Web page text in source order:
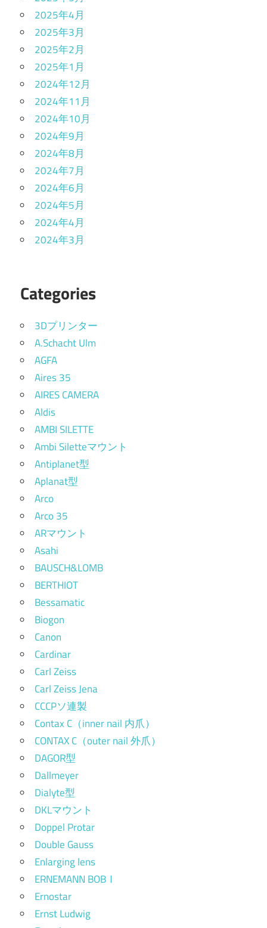
2025年4月
2025年3月
2025年2月
2025年1月
2024年12月
2024年11月
2024年10月
2024年9月
2024年8月
2024年7月
2024年6月
2024年5月
2024年4月
2024年3月
Categories
3Dプリンター
A.Schacht Ulm
AGFA
Aires 35
AIRES CAMERA
Aldis
AMBI SILETTE
Ambi Siletteマウント
Antiplanet型
Aplanat型
Arco
Arco 35
ARマウント
Asahi
BAUSCH&LOMB
BERTHIOT
Bessamatic
Biogon
Canon
Cardinar
Carl Zeiss
Carl Zeiss Jena
CCCPソ連製
Contax C（inner nail 内爪）
CONTAX C（outer nail 外爪）
DAGOR型
Dallmeyer
Dialyte型
DKLマウント
Doppel Protar
Double Gauss
Enlarging lens
ERNEMANN BOBⅠ
Ernostar
Ernst Ludwig